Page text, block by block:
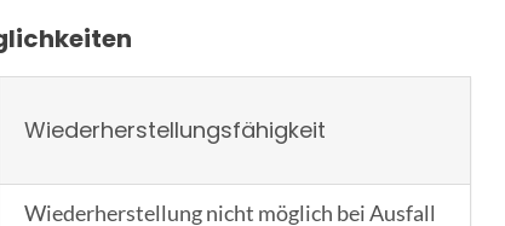
Wiederherstellungsfähigkeit
Wiederherstellung nicht möglich bei Ausfall